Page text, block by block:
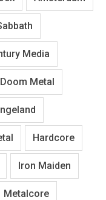
Media
Doom Metal
Hardcore
Iron Maiden
Metalcore